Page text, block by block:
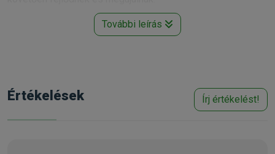
A Brit Premium by Nature professzionálisan összeállított
emészthetőségére a napi tápadagot úgy állapították meg,
hogy az ne terhelje meg az emésztőrendszert és a
szervezetet, mindemellett fedezze a kutya napi
További leírás
Értékelések Írj értékelést!